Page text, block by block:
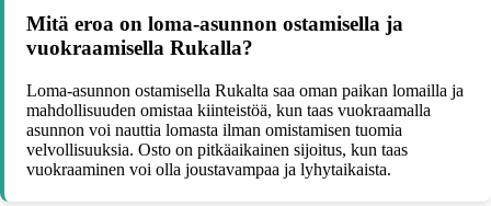
Mitä eroa on loma-asunnon ostamisella ja
vuokraamisella Rukalla?
Loma-asunnon ostamisella Rukalta saa oman paikan lomailla ja
mahdollisuuden omistaa kiinteistöä, kun taas vuokraamalla
asunnon voi nauttia lomasta ilman omistamisen tuomia
velvollisuuksia. Osto on pitkäaikainen sijoitus, kun taas
vuokraaminen voi olla joustavampaa ja lyhytaikaista.